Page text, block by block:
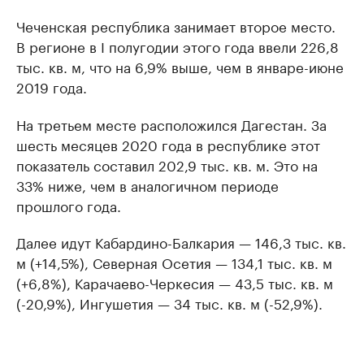
Чеченская республика занимает второе место.
В регионе в I полугодии этого года ввели 226,8
тыс. кв. м, что на 6,9% выше, чем в январе-июне
2019 года.
На третьем месте расположился Дагестан. За
шесть месяцев 2020 года в республике этот
показатель составил 202,9 тыс. кв. м. Это на
33% ниже, чем в аналогичном периоде
прошлого года.
Далее идут Кабардино-Балкария — 146,3 тыс. кв.
м (+14,5%), Северная Осетия — 134,1 тыс. кв. м
(+6,8%), Карачаево-Черкесия — 43,5 тыс. кв. м
(-20,9%), Ингушетия — 34 тыс. кв. м (-52,9%).